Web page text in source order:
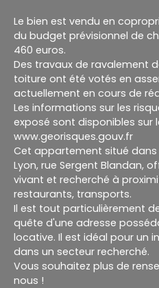
Le bien est vendu en
du budget prévisionnel de
460 euros.
Des travaux de ravalement
toiture ont été votés en
actuellement en cours de
Les informations sur les
exposé sont disponibles sur
www.georisques.gouv.fr
Cet appartement situé
Lyon, rue Sergent Blandan,
vivant et recherché à
restaurants, transports.
Il est tout particulièrement
quête d'une adresse
locative. Il est idéal pour un
dans un secteur recherché.
Vous souhaitez plus de
nous !